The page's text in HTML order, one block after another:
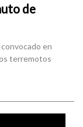
de
en
terremotos